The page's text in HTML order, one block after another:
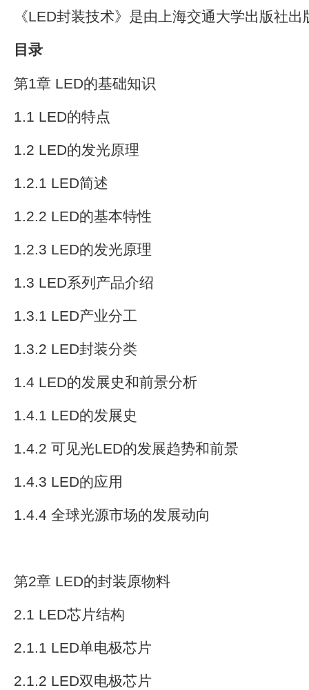
《LED封装技术》是由上海交通大学出版社出
目录
第1章 LED的基础知识
1.1 LED的特点
1.2 LED的发光原理
1.2.1 LED简述
1.2.2 LED的基本特性
1.2.3 LED的发光原理
1.3 LED系列产品介绍
1.3.1 LED产业分工
1.3.2 LED封装分类
1.4 LED的发展史和前景分析
1.4.1 LED的发展史
1.4.2 可见光LED的发展趋势和前景
1.4.3 LED的应用
1.4.4 全球光源市场的发展动向
第2章 LED的封装原物料
2.1 LED芯片结构
2.1.1 LED单电极芯片
2.1.2 LED双电极芯片